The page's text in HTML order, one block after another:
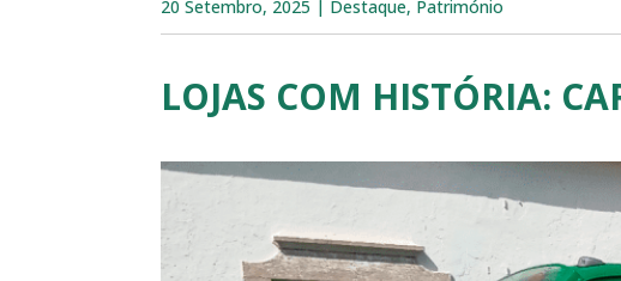
20 Setembro, 2025 | Destaque, Património
LOJAS COM HISTÓRIA: